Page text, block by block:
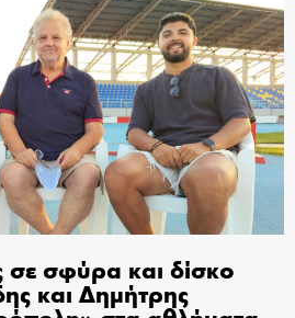
σε σφύρα και δίσκο
και Δημήτρης